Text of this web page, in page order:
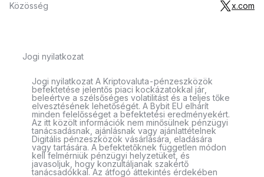
Közösség
x.com
Jogi nyilatkozat
Jogi nyilatkozat A Kriptovaluta-pénzeszközök
befektetése jelentős piaci kockázatokkal jár,
beleértve a szélsőséges volatilitást és a teljes tőke
elvesztésének lehetőségét. A Bybit EU elhárít
minden felelősséget a befektetési eredményekért.
Az itt közölt információk nem minősülnek pénzügyi
tanácsadásnak, ajánlásnak vagy ajánlattételnek
Digitális pénzeszközök vásárlására, eladására
vagy tartására. A befektetőknek független módon
kell felmérniük pénzügyi helyzetüket, és
javasoljuk, hogy konzultáljanak szakértő
tanácsadókkal. Az átfogó áttekintés érdekében